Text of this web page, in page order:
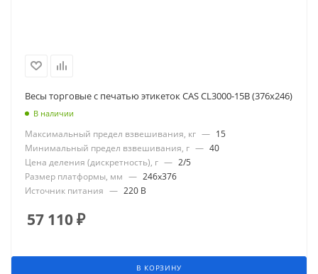
Весы торговые с печатью этикеток CAS CL3000-15В (376x246)
В наличии
Максимальный предел взвешивания, кг — 15
Минимальный предел взвешивания, г — 40
Цена деления (дискретность), г — 2/5
Размер платформы, мм — 246x376
Источник питания — 220 В
57 110₽
В КОРЗИНУ